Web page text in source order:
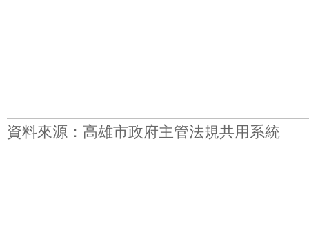
資料來源：高雄市政府主管法規共用系統